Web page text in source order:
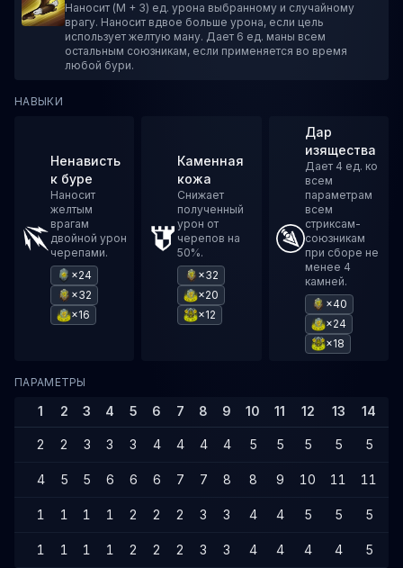
Наносит (M + 3) ед. урона выбранному и случайному
врагу. Наносит вдвое больше урона, если цель
использует желтую ману. Дает 6 ед. маны всем
остальным союзникам, если применяется во время
любой бури.
НАВЫКИ
Ненависть
к буре
Наносит
желтым
врагам
двойной урон
черепами.
×24
×32
×16
Каменная
кожа
Снижает
полученный
урон от
черепов на
50%.
×32
×20
×12
Дар
изящества
Дает 4 ед. ко
всем
параметрам
всем
стриксам-
союзникам
при сборе не
менее 4
камней.
×40
×24
×18
ПАРАМЕТРЫ
1 2 3 4 5 6 7 8 9 10 11 12 13 14
2 2 3 3 3 4 4 4 4 5 5 5 5 5
4 5 5 6 6 6 7 7 8 8 9 10 11 11
1 1 1 1 2 2 2 3 3 4 4 5 5 5
1 1 1 1 2 2 2 3 3 4 4 4 4 5